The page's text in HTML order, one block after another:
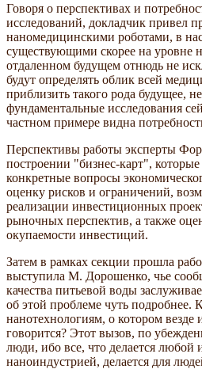
Говоря о перспективах и
исследований, докладчик привел
наномедицинскими роботами, в
существующими скорее на уровне
отдаленном будущем отнюдь не
будут определять облик всей
приблизить такого рода будущее,
фундаментальные исследования
частном примере видна
Перспективы работы эксперты
построении "бизнес-карт", которые
конкретные вопросы
оценку рисков и ограничений,
реализации инвестиционных
рыночных перспектив, а также
окупаемости инвестиций.
Затем в рамках секции прошла
выступила М. Дорошенко, чье
качества питьевой воды
об этой проблеме чуть подробнее.
нанотехнологиям, о котором везде
говорится? Этот вызов, по
люди, ибо все, что делается любой
наноиндустрией, делается для